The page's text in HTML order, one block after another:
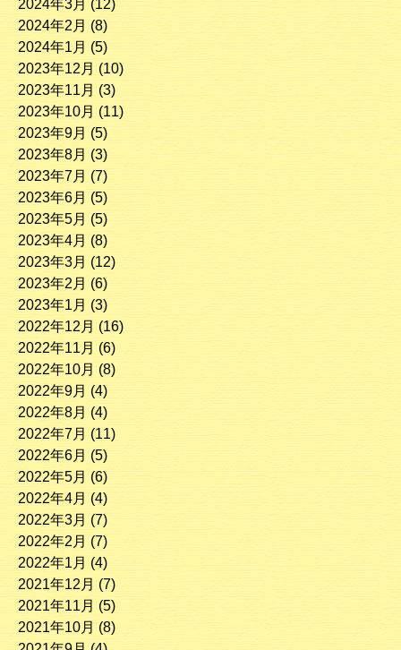
2024年3月 (12)
2024年2月 (8)
2024年1月 (5)
2023年12月 (10)
2023年11月 (3)
2023年10月 (11)
2023年9月 (5)
2023年8月 (3)
2023年7月 (7)
2023年6月 (5)
2023年5月 (5)
2023年4月 (8)
2023年3月 (12)
2023年2月 (6)
2023年1月 (3)
2022年12月 (16)
2022年11月 (6)
2022年10月 (8)
2022年9月 (4)
2022年8月 (4)
2022年7月 (11)
2022年6月 (5)
2022年5月 (6)
2022年4月 (4)
2022年3月 (7)
2022年2月 (7)
2022年1月 (4)
2021年12月 (7)
2021年11月 (5)
2021年10月 (8)